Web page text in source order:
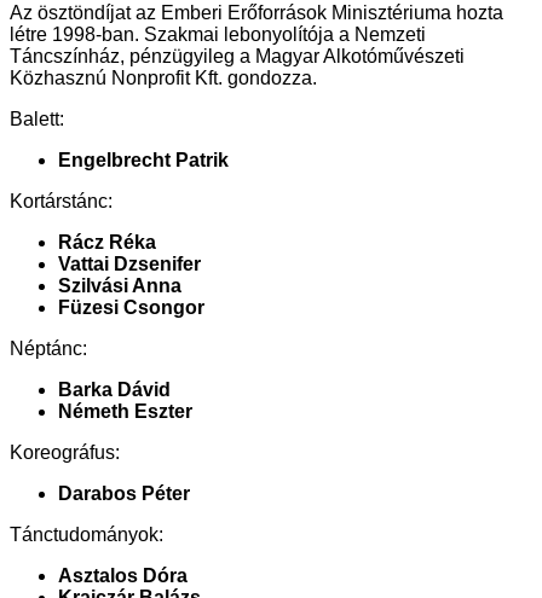
Az ösztöndíjat az Emberi Erőforrások Minisztériuma hozta
létre 1998-ban. Szakmai lebonyolítója a Nemzeti
Táncszínház, pénzügyileg a Magyar Alkotóművészeti
Közhasznú Nonprofit Kft. gondozza.
Balett:
Engelbrecht Patrik
Kortárstánc:
Rácz Réka
Vattai Dzsenifer
Szilvási Anna
Füzesi Csongor
Néptánc:
Barka Dávid
Németh Eszter
Koreográfus:
Darabos Péter
Tánctudományok:
Asztalos Dóra